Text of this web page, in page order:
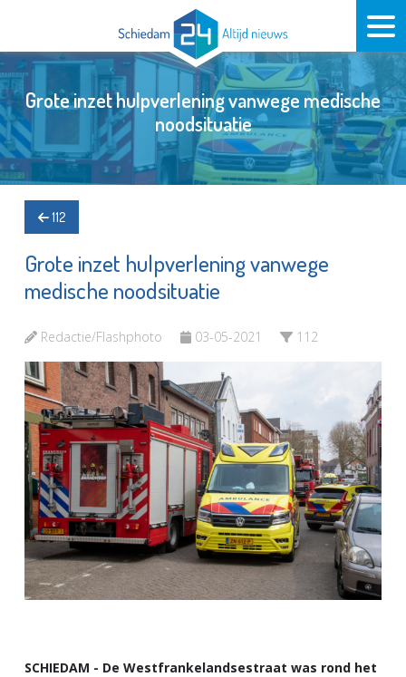
Grote inzet hulpverlening vanwege medische
noodsituatie
112
Grote inzet hulpverlening vanwege
medische noodsituatie
Redactie/Flashphoto 03-05-2021 112
SCHIEDAM - De Westfrankelandsestraat was rond het